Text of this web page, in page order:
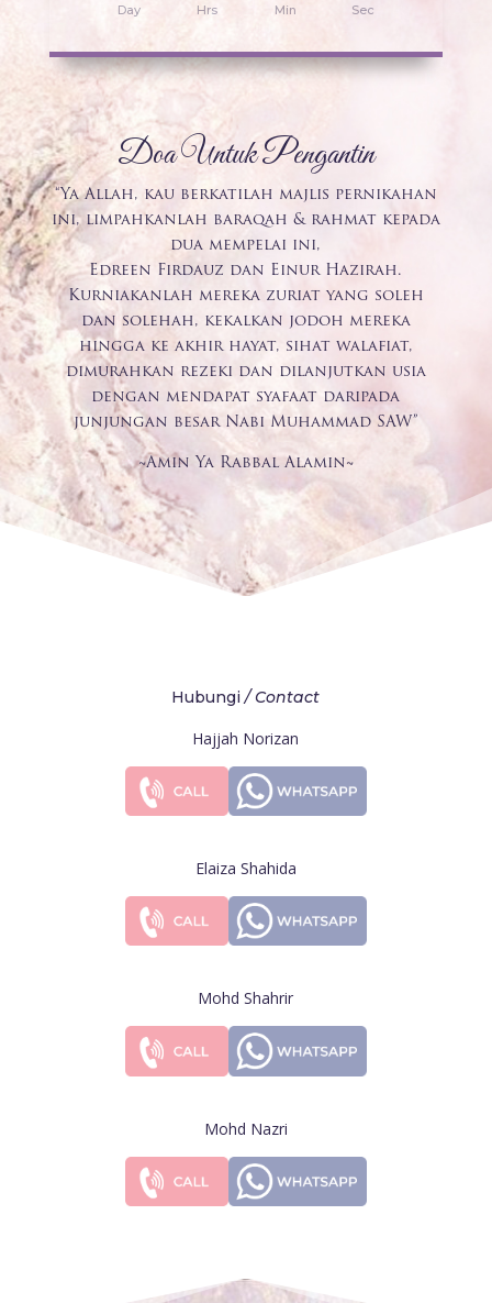
Day Hrs Min Sec
Doa Untuk Pengantin
“Ya Allah, kau berkatilah majlis pernikahan
ini, limpahkanlah baraqah & rahmat kepada
dua mempelai ini,
Edreen Firdauz dan Einur Hazirah.
Kurniakanlah mereka zuriat yang soleh
dan solehah, kekalkan jodoh mereka
hingga ke akhir hayat, sihat walafiat,
dimurahkan rezeki dan dilanjutkan usia
dengan mendapat syafaat daripada
junjungan besar Nabi Muhammad SAW”
~Amin Ya Rabbal Alamin~
Hubungi / Contact
Hajjah Norizan
Elaiza Shahida
Mohd Shahrir
Mohd Nazri